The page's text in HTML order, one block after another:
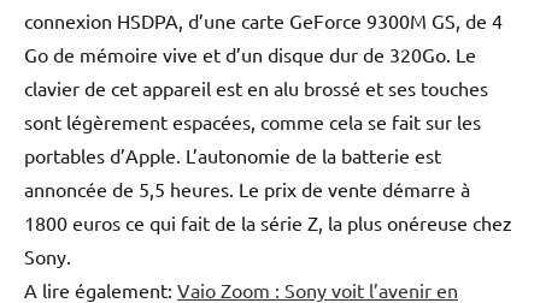
connexion HSDPA, d’une carte GeForce 9300M GS, de 4
Go de mémoire vive et d’un disque dur de 320Go. Le
clavier de cet appareil est en alu brossé et ses touches
sont légèrement espacées, comme cela se fait sur les
portables d’Apple. L’autonomie de la batterie est
annoncée de 5,5 heures. Le prix de vente démarre à
1800 euros ce qui fait de la série Z, la plus onéreuse chez
Sony.
A lire également: Vaio Zoom : Sony voit l’avenir en